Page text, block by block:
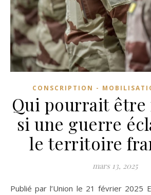
CONSCRIPTION -
Qui pourrait être
si une guerre
le territoire
mars 13, 2025
Publié par l’Union le 21 février 2025 Emmanuel Macron a